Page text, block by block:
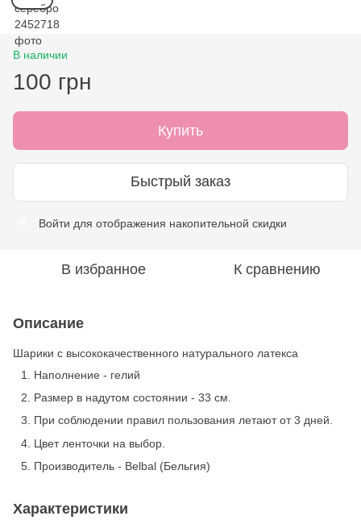
В наличии
100 грн
Купить
Быстрый заказ
Войти для отображения накопительной скидки
В избранное К сравнению
Описание
Шарики с высококачественного натурального латекса
Наполнение - гелий
Размер в надутом состоянии - 33 см.
При соблюдении правил пользования летают от 3 дней.
Цвет ленточки на выбор.
Производитель - Belbal (Бельгия)
Характеристики